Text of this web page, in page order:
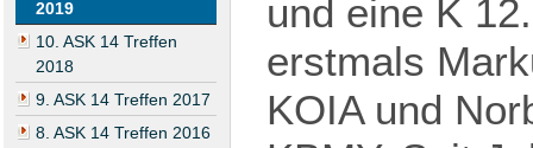
2019
10. ASK 14 Treffen
2018
9. ASK 14 Treffen 2017
8. ASK 14 Treffen 2016
und eine K
erstmals
KOIA und